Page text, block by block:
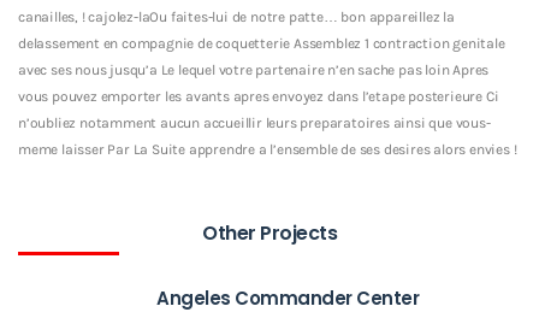
canailles, ! cajolez-laOu faites-lui de notre patte… bon appareillez la
delassement en compagnie de coquetterie Assemblez 1 contraction genitale
avec ses nous jusqu’a Le lequel votre partenaire n’en sache pas loin Apres
vous pouvez emporter les avants apres envoyez dans l’etape posterieure Ci
n’oubliez notamment aucun accueillir leurs preparatoires ainsi que vous-
meme laisser Par La Suite apprendre a l’ensemble de ses desires alors envies !
Other Projects
Angeles Commander Center